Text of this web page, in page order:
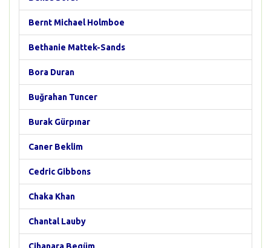
Bernt Michael Holmboe
Bethanie Mattek-Sands
Bora Duran
Buğrahan Tuncer
Burak Gürpınar
Caner Beklim
Cedric Gibbons
Chaka Khan
Chantal Lauby